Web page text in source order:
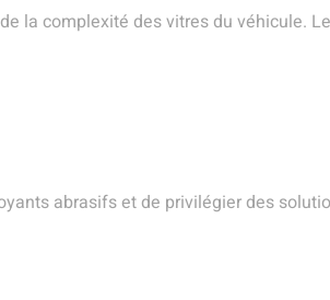
la complexité des vitres du véhicule.
abrasifs et de privilégier des